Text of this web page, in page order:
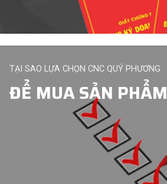
TẠI SAO LỰA CHỌN CNC QUÝ PHƯƠNG
ĐỂ MUA SẢN PHẨM